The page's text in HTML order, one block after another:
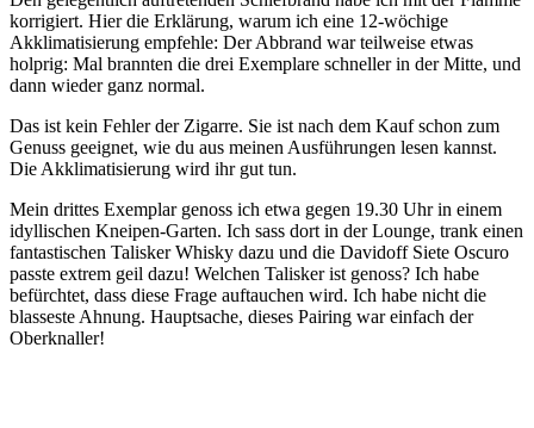
korrigiert. Hier die Erklärung, warum ich eine 12-wöchige
Akklimatisierung empfehle: Der Abbrand war teilweise etwas
holprig: Mal brannten die drei Exemplare schneller in der Mitte, und
dann wieder ganz normal.
Das ist kein Fehler der Zigarre. Sie ist nach dem Kauf schon zum
Genuss geeignet, wie du aus meinen Ausführungen lesen kannst.
Die Akklimatisierung wird ihr gut tun.
Mein drittes Exemplar genoss ich etwa gegen 19.30 Uhr in einem
idyllischen Kneipen-Garten. Ich sass dort in der Lounge, trank einen
fantastischen Talisker Whisky dazu und die Davidoff Siete Oscuro
passte extrem geil dazu! Welchen Talisker ist genoss? Ich habe
befürchtet, dass diese Frage auftauchen wird. Ich habe nicht die
blasseste Ahnung. Hauptsache, dieses Pairing war einfach der
Oberknaller!